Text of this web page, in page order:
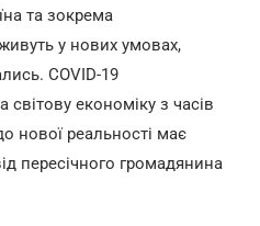
та зокрема
у нових умовах,
COVID-19
економіку з часів
нової реальності має
пересічного громадянина